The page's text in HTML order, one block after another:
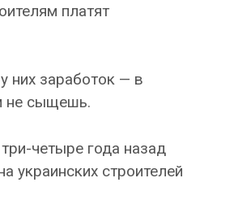
платят
них заработок — в
не сыщешь.
четыре года назад
украинских строителей